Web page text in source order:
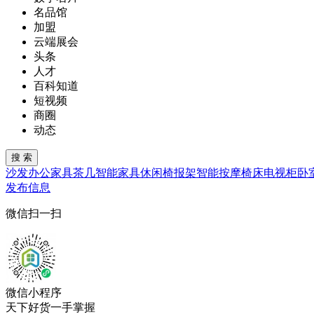
名品馆
加盟
云端展会
头条
人才
百科知道
短视频
商圈
动态
沙发办公家具茶几智能家具休闲椅报架智能按摩椅床电视柜卧
发布信息
微信扫一扫
微信小程序
天下好货一手掌握